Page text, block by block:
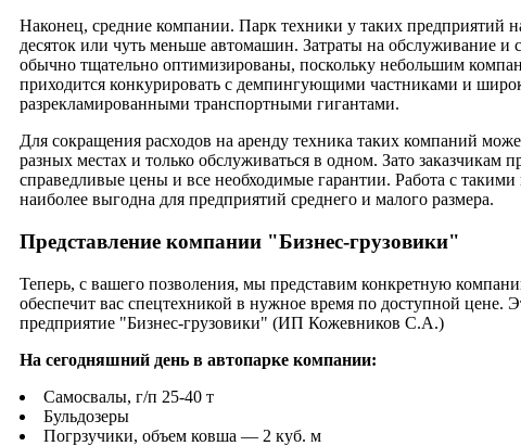
Наконец, средние компании. Парк техники у таких предприятий
десяток или чуть меньше автомашин. Затраты на обслуживание и
обычно тщательно оптимизированы, поскольку небольшим
приходится конкурировать с демпингующими частниками и
разрекламированными транспортными гигантами.
Для сокращения расходов на аренду техника таких компаний
разных местах и только обслуживаться в одном. Зато заказчикам
справедливые цены и все необходимые гарантии. Работа с
наиболее выгодна для предприятий среднего и малого размера.
Представление компании "Бизнес-грузовики"
Теперь, с вашего позволения, мы представим конкретную
обеспечит вас спецтехникой в нужное время по доступной цене.
предприятие "Бизнес-грузовики" (ИП Кожевников С.А.)
На сегодняшний день в автопарке компании:
Самосвалы, г/п 25-40 т
Бульдозеры
Погрзучики, объем ковша — 2 куб. м